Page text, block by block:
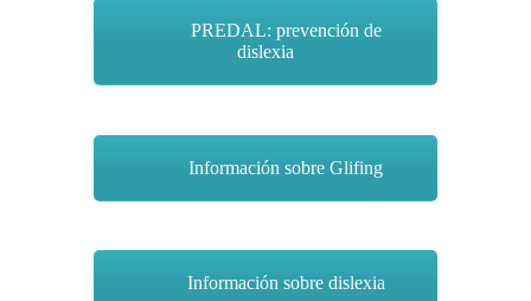
PREDAL: prevención de
dislexia
Información sobre Glifing
Información sobre dislexia